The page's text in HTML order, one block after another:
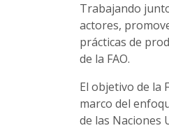
Trabajando
actores,
prácticas de
de la FAO.
El objetivo de la
marco del
de las Naciones